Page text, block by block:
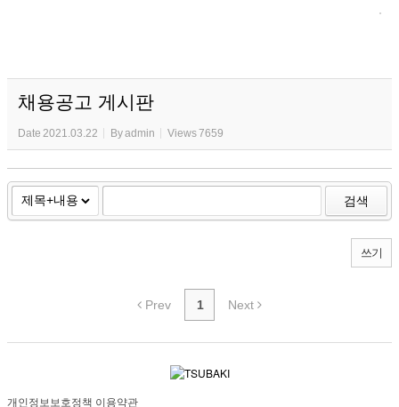
채용공고 게시판
Date 2021.03.22 Byadmin Views7659
검색
쓰기
Prev 1 Next
개인정보보호정책 이용약관